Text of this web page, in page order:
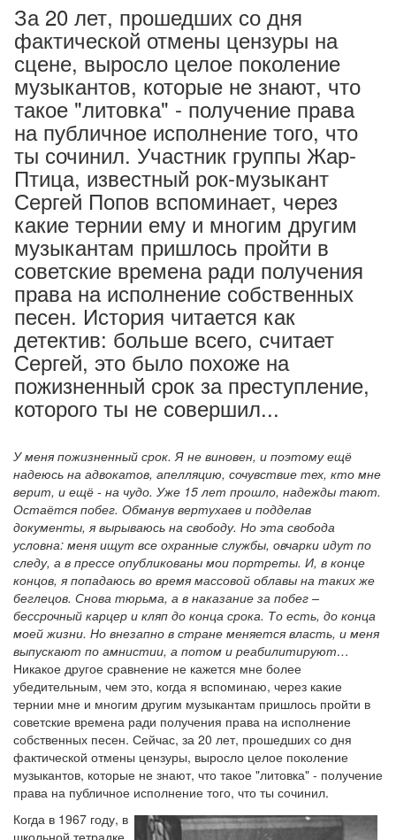
За 20 лет, прошедших со дня
фактической отмены цензуры на
сцене, выросло целое поколение
музыкантов, которые не знают, что
такое "литовка" - получение права
на публичное исполнение того, что
ты сочинил. Участник группы Жар-
Птица, известный рок-музыкант
Сергей Попов вспоминает, через
какие тернии ему и многим другим
музыкантам пришлось пройти в
советские времена ради получения
права на исполнение собственных
песен. История читается как
детектив: больше всего, считает
Сергей, это было похоже на
пожизненный срок за преступление,
которого ты не совершил...
У меня пожизненный срок. Я не виновен, и поэтому ещё
надеюсь на адвокатов, апелляцию, сочувствие тех, кто мне
верит, и ещё - на чудо. Уже 15 лет прошло, надежды тают.
Остаётся побег. Обманув вертухаев и подделав
документы, я вырываюсь на свободу. Но эта свобода
условна: меня ищут все охранные службы, овчарки идут по
следу, а в прессе опубликованы мои портреты. И, в конце
концов, я попадаюсь во время массовой облавы на таких же
беглецов. Снова тюрьма, а в наказание за побег –
бессрочный карцер и кляп до конца срока. То есть, до конца
моей жизни. Но внезапно в стране меняется власть, и меня
выпускают по амнистии, а потом и реабилитируют…
Никакое другое сравнение не кажется мне более
убедительным, чем это, когда я вспоминаю, через какие
тернии мне и многим другим музыкантам пришлось пройти в
советские времена ради получения права на исполнение
собственных песен. Сейчас, за 20 лет, прошедших со дня
фактической отмены цензуры, выросло целое поколение
музыкантов, которые не знают, что такое "литовка" - получение
права на публичное исполнение того, что ты сочинил.
Когда в 1967 году, в
школьной тетрадке